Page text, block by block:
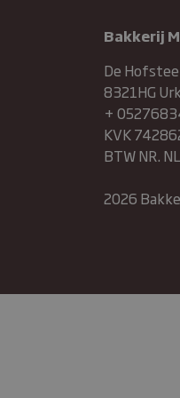
Bakkerij
De
8321HG Urk
+
KVK
BTW NR.
2026